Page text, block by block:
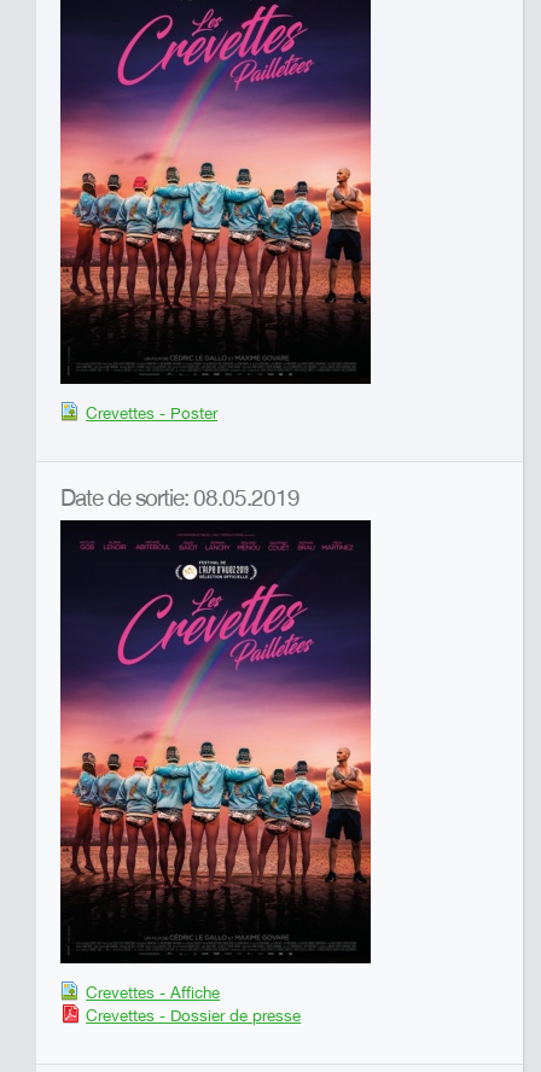
Crevettes - Poster
Date de sortie: 08.05.2019
Crevettes - Affiche
Crevettes - Dossier de presse